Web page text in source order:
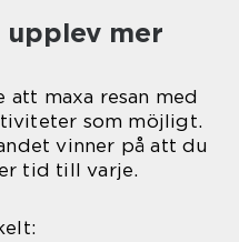
upplev mer
att maxa resan med
som möjligt.
vinner på att du
tid till varje.